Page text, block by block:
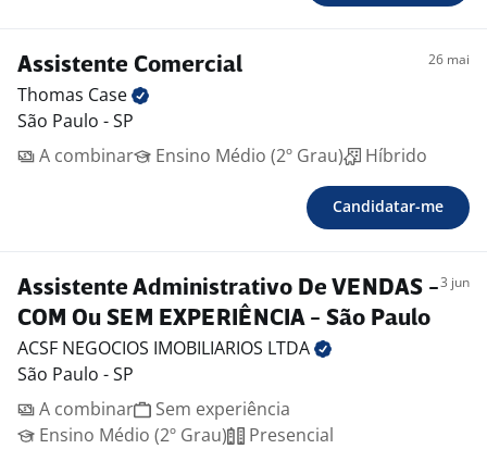
Assistente Comercial 26 mai
Thomas Case
São Paulo - SP
A combinar
Ensino Médio (2º Grau) Híbrido
Candidatar-me
Assistente Administrativo De VENDAS -
COM Ou SEM EXPERIÊNCIA - São Paulo
3 jun
ACSF NEGOCIOS IMOBILIARIOS LTDA
São Paulo - SP
A combinar
Sem experiência
Ensino Médio (2º Grau)
Presencial